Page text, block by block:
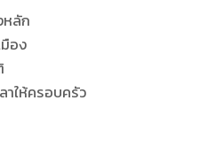
หลัก
อง
าให้ครอบครัว